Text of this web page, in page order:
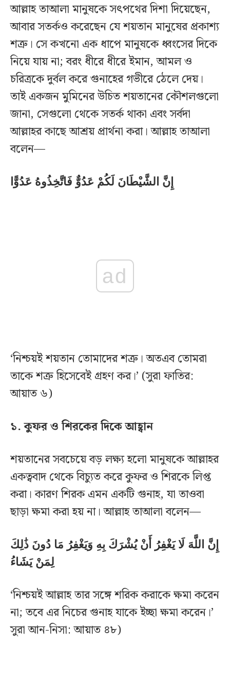
আল্লাহ তাআলা মানুষকে সৎপথের দিশা দিয়েছেন,
আবার সতর্কও করেছেন যে শয়তান মানুষের প্রকাশ্য
শত্রু। সে কখনো এক ধাপে মানুষকে ধ্বংসের দিকে
নিয়ে যায় না; বরং ধীরে ধীরে ইমান, আমল ও
চরিত্রকে দুর্বল করে গুনাহের গভীরে ঠেলে দেয়।
তাই একজন মুমিনের উচিত শয়তানের কৌশলগুলো
জানা, সেগুলো থেকে সতর্ক থাকা এবং সর্বদা
আল্লাহর কাছে আশ্রয় প্রার্থনা করা। আল্লাহ তাআলা
বলেন—
إِنَّ الشَّيْطَانَ لَكُمْ عَدُوٌّ فَاتَّخِذُوهُ عَدُوًّا
ad
‘নিশ্চয়ই শয়তান তোমাদের শত্রু। অতএব তোমরা
তাকে শত্রু হিসেবেই গ্রহণ কর।’ (সুরা ফাতির:
আয়াত ৬)
১. কুফর ও শিরকের দিকে আহ্বান
শয়তানের সবচেয়ে বড় লক্ষ্য হলো মানুষকে আল্লাহর
একত্ববাদ থেকে বিচ্যুত করে কুফর ও শিরকে লিপ্ত
করা। কারণ শিরক এমন একটি গুনাহ, যা তাওবা
ছাড়া ক্ষমা করা হয় না। আল্লাহ তাআলা বলেন—
إِنَّ اللَّهَ لَا يَغْفِرُ أَنْ يُشْرَكَ بِهِ وَيَغْفِرُ مَا دُونَ ذَٰلِكَ
لِمَنْ يَشَاءُ
‘নিশ্চয়ই আল্লাহ তার সঙ্গে শরিক করাকে ক্ষমা করেন
না; তবে এর নিচের গুনাহ যাকে ইচ্ছা ক্ষমা করেন।’
সুরা আন-নিসা: আয়াত ৪৮)